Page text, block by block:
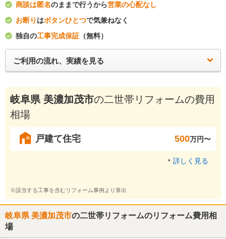
商談は匿名のままで行うから営業の心配なし
お断り はボタンひとつで気兼ねなく
独自の工事完成保証 （無料）
ご利用の流れ、実績を見る
岐阜県 美濃加茂市の二世帯リフォームの費用
相場
戸建て住宅 500万円〜
詳しく見る
※該当する工事を含むリフォーム事例より算出
岐阜県 美濃加茂市の二世帯リフォームのリフォーム費用相
場